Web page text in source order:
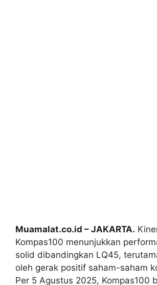
Muamalat.co.id – JAKARTA.
Kompas100 menunjukkan
solid dibandingkan LQ45,
oleh gerak positif saham-saham
Per 5 Agustus 2025, Kompas100